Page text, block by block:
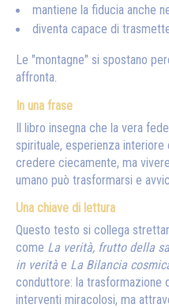
mantiene la fiducia anche
diventa capace di
Le "montagne" si spostano
affronta.
In una frase
Il libro insegna che la vera
spirituale, esperienza interiore
credere ciecamente, ma
umano può trasformarsi e
Una chiave di lettura
Questo testo si collega
come La verità, frutto della
in verità e La Bilancia
conduttore: la trasformazione
interventi miracolosi, ma